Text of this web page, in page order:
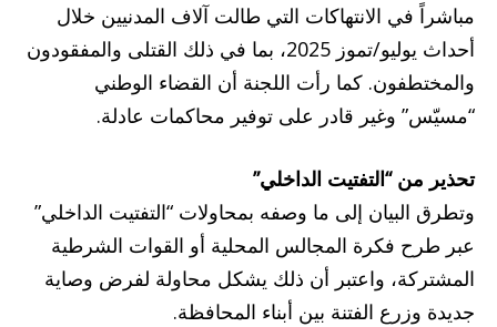
مباشراً في الانتهاكات التي طالت آلاف المدنيين خلال
أحداث يوليو/تموز 2025، بما في ذلك القتلى والمفقودون
والمختطفون. كما رأت اللجنة أن القضاء الوطني
“مسيّس” وغير قادر على توفير محاكمات عادلة.
تحذير من “التفتيت الداخلي”
وتطرق البيان إلى ما وصفه بمحاولات “التفتيت الداخلي”
عبر طرح فكرة المجالس المحلية أو القوات الشرطية
المشتركة، واعتبر أن ذلك يشكل محاولة لفرض وصاية
جديدة وزرع الفتنة بين أبناء المحافظة.